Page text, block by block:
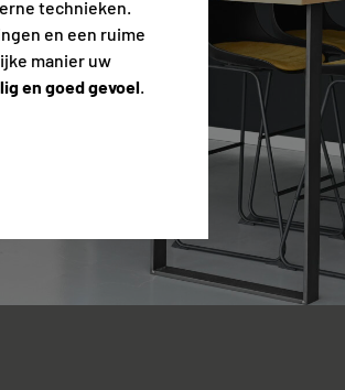
technieken.
en een ruime
manier uw
en goed gevoel.